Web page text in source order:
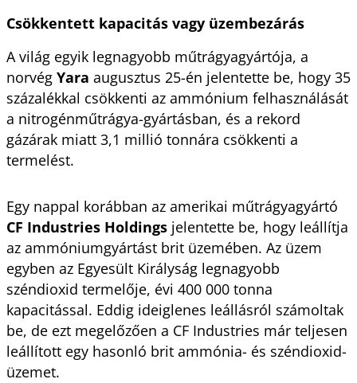
Csökkentett kapacitás vagy üzembezárás
A világ egyik legnagyobb műtrágyagyártója, a
norvég Yara augusztus 25-én jelentette be, hogy 35
százalékkal csökkenti az ammónium felhasználását
a nitrogénműtrágya-gyártásban, és a rekord
gázárak miatt 3,1 millió tonnára csökkenti a
termelést.
CF Industries Holdings jelentette be, hogy leállítja
az ammóniumgyártást brit üzemében. Az üzem
egyben az Egyesült Királyság legnagyobb
széndioxid termelője, évi 400 000 tonna
kapacitással. Eddig ideiglenes leállásról számoltak
be, de ezt megelőzően a CF Industries már teljesen
leállított egy hasonló brit ammónia- és széndioxid-
üzemet.